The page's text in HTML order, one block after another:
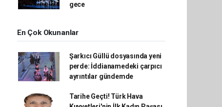
gece
En Çok Okunanlar
Şarkıcı Güllü dosyasında yeni
perde: İddianamedeki çarpıcı
ayrıntılar gündemde
Tarihe Geçti! Türk Hava